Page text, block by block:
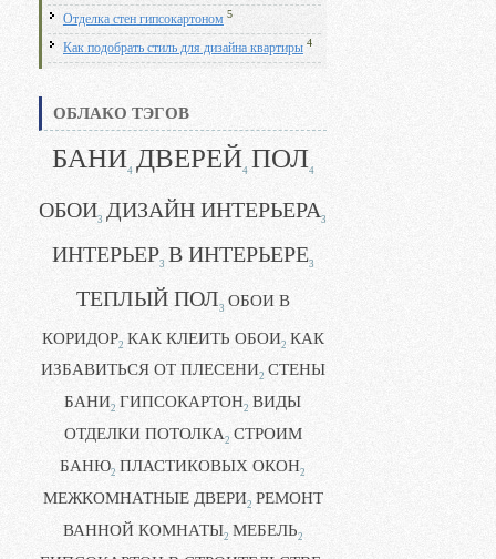
Отделка стен гипсокартоном 5
Как подобрать стиль для дизайна квартиры 4
ОБЛАКО ТЭГОВ
БАНИ4 ДВЕРЕЙ4 ПОЛ4
ОБОИ3 ДИЗАЙН ИНТЕРЬЕРА3
ИНТЕРЬЕР3 В ИНТЕРЬЕРЕ3
ТЕПЛЫЙ ПОЛ3 ОБОИ В
КОРИДОР2 КАК КЛЕИТЬ ОБОИ2 КАК
ИЗБАВИТЬСЯ ОТ ПЛЕСЕНИ2 СТЕНЫ
БАНИ2 ГИПСОКАРТОН2 ВИДЫ
ОТДЕЛКИ ПОТОЛКА2 СТРОИМ
БАНЮ2 ПЛАСТИКОВЫХ ОКОН2
МЕЖКОМНАТНЫЕ ДВЕРИ2 РЕМОНТ
ВАННОЙ КОМНАТЫ2 МЕБЕЛЬ2